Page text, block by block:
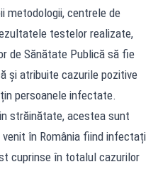
metodologii, centrele de
testelor realizate,
de Sănătate Publică să fie
și atribuite cazurile pozitive
persoanele infectate.
străinătate, acestea sunt
în România fiind infectați
cuprinse în totalul cazurilor